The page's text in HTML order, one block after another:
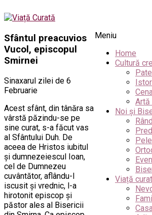
Meniu
Home
Cultură
Artă
Noi și
Viață
Sfântul preacuvios
Vucol, episcopul
Smirnei
Sinaxarul zilei de 6
Februarie
Acest sfânt, din tânăra sa
vârstă păzindu-se pe
sine curat, s-a făcut vas
al Sfântului Duh. De
aceea de Hristos iubitul
şi dumnezeiescul Ioan,
cel de Dumnezeu
cuvântător, aflându-l
iscusit şi vrednic, l-a
hirotonit episcop şi
păstor ales al Bisericii